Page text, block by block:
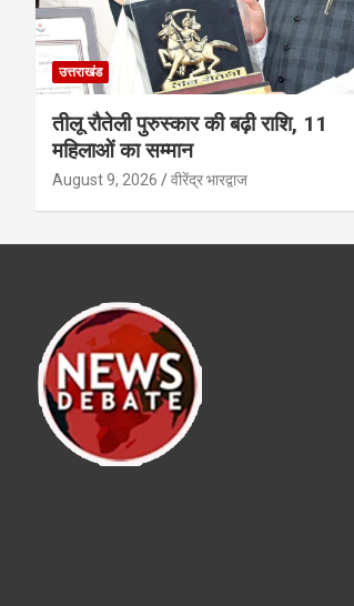
उत्तराखंड
तीलू रौतेली पुरुस्कार की बढ़ी राशि, 11
महिलाओं का सम्मान
August 9, 2026 वीरेंद्र भारद्वाज